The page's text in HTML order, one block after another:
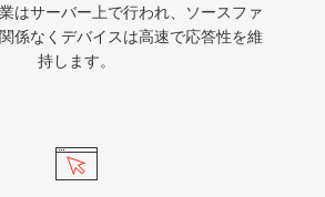
はサーバー上で行われ、ソースファ
係なくデバイスは高速で応答性を維
持します。